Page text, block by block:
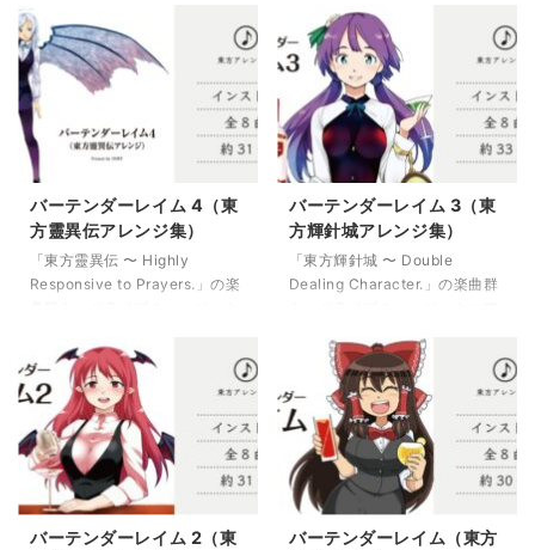
バーテンダーレイム 4（東
方靈異伝アレンジ集）
「東方靈異伝 〜 Highly
Responsive to Prayers.」の楽
分。
バーテンダーレイム 3（東
方輝針城アレンジ集）
「東方輝針城 〜 Double
Dealing Character.」の楽曲群
バーテンダーレイム 2（東
バーテンダーレイム（東方